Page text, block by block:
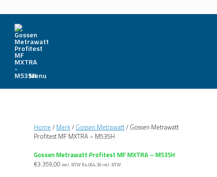
Menu
Home / Merk/ Gossen Metrawatt/ Gossen Metrawatt
Profitest MF MXTRA – M535H
Gossen Metrawatt Profitest MF MXTRA – M535H
€3.359,00 excl. BTW €4.064,39 incl. BTW